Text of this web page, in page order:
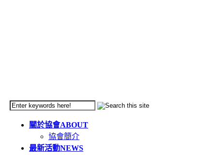
關於協會ABOUT
協會簡介
最新活動NEWS